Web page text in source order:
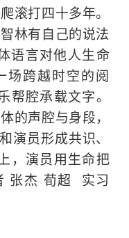
滚打四十多年。
林有自己的说法
语言对他人生命
场跨越时空的阅
帮腔承载文字。
的声腔与身段，
演员形成共识、
，演员用生命把
张杰 荀超 实习